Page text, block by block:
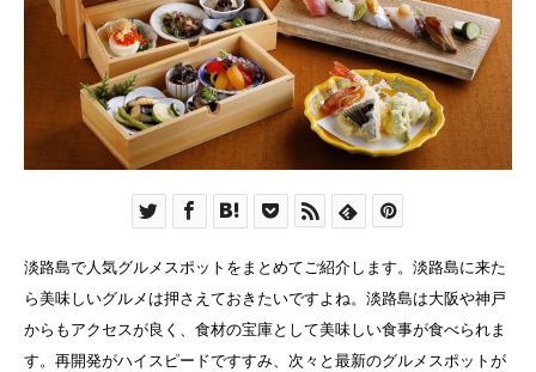
淡路島で人気グルメスポットをまとめてご紹介します。淡路島に来た
ら美味しいグルメは押さえておきたいですよね。淡路島は大阪や神戸
からもアクセスが良く、食材の宝庫として美味しい食事が食べられま
す。再開発がハイスピードですすみ、次々と最新のグルメスポットが